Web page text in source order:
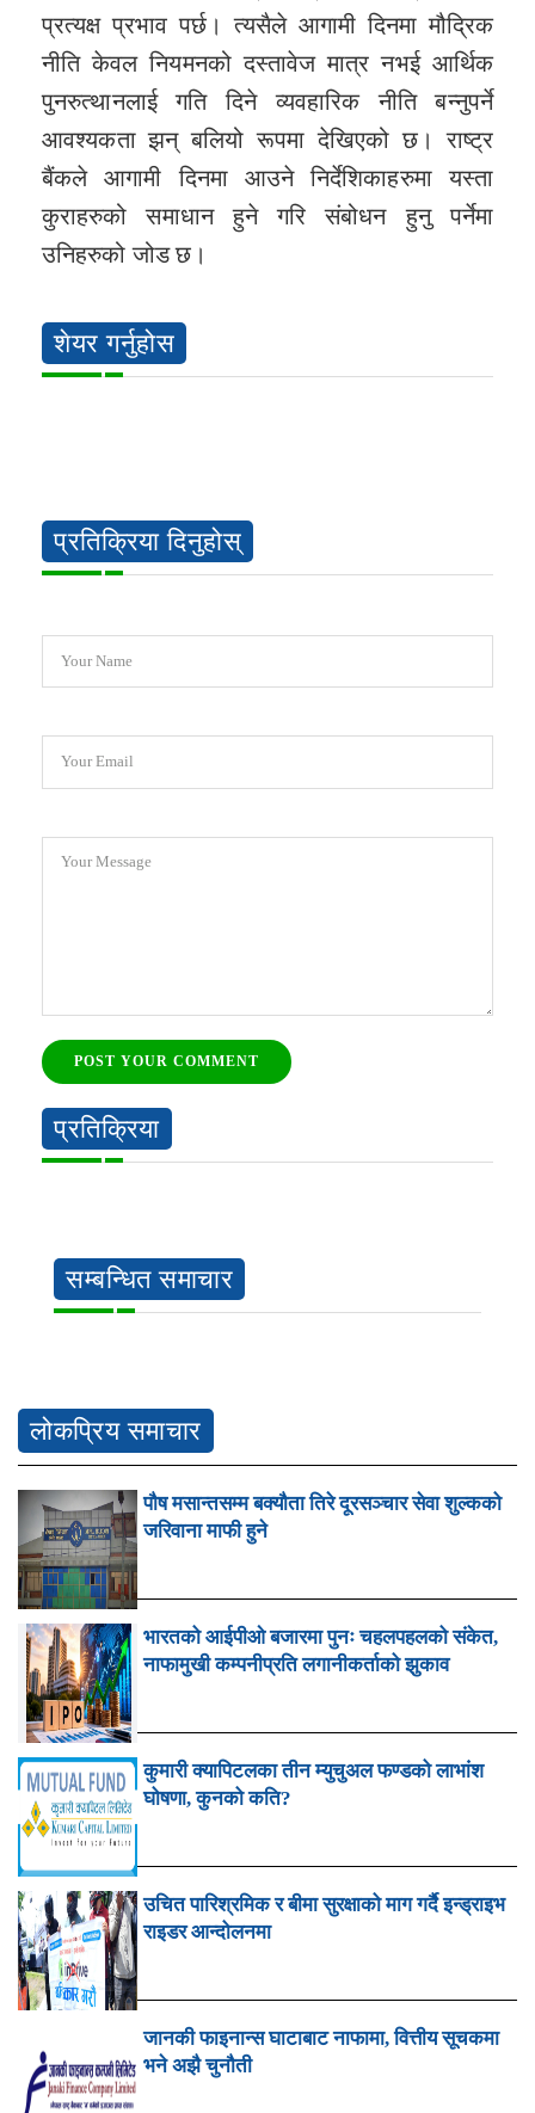
प्रत्यक्ष प्रभाव पर्छ। त्यसैले आगामी दिनमा मौद्रिक
नीति केवल नियमनको दस्तावेज मात्र नभई आर्थिक
पुनरुत्थानलाई गति दिने व्यवहारिक नीति बन्नुपर्ने
आवश्यकता झन् बलियो रूपमा देखिएको छ। राष्ट्र
बैंकले आगामी दिनमा आउने निर्देशिकाहरुमा यस्ता
कुराहरुको समाधान हुने गरि संबोधन हुनु पर्नेमा
उनिहरुको जोड छ।
शेयर गर्नुहोस
प्रतिक्रिया दिनुहोस्
Your Name
Your Email
Your Message
POST YOUR COMMENT
प्रतिक्रिया
सम्बन्धित समाचार
लोकप्रिय समाचार
पौष मसान्तसम्म बक्यौता तिरे दूरसञ्चार सेवा शुल्कको
जरिवाना माफी हुने
भारतको आईपीओ बजारमा पुनः चहलपहलको संकेत,
नाफामुखी कम्पनीप्रति लगानीकर्ताको झुकाव
कुमारी क्यापिटलका तीन म्युचुअल फण्डको लाभांश
घोषणा, कुनको कति?
उचित पारिश्रमिक र बीमा सुरक्षाको माग गर्दै इन्ड्राइभ
राइडर आन्दोलनमा
जानकी फाइनान्स घाटाबाट नाफामा, वित्तीय सूचकमा
भने अझै चुनौती